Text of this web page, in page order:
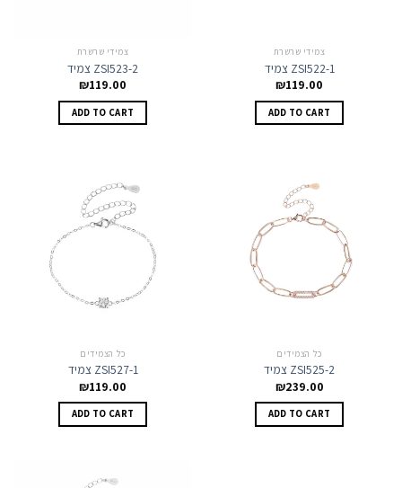
צמידי שרשרת
צמיד ZSI523-2
₪119.00
ADD TO CART
צמידי שרשרת
צמיד ZSI522-1
₪119.00
ADD TO CART
כל הצמידים
צמיד ZSI527-1
₪119.00
ADD TO CART
כל הצמידים
צמיד ZSI525-2
₪239.00
ADD TO CART